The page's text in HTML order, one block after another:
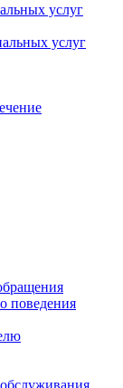
услуг
услуг
поведения